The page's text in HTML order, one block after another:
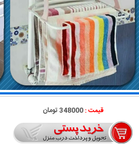
قیمت :348000 تومان